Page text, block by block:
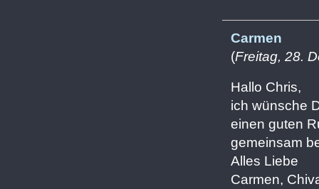
Carmen
(Freitag, 28.
Hallo Chris,
ich wünsche
einen guten
gemeinsam
Alles Liebe
Carmen,